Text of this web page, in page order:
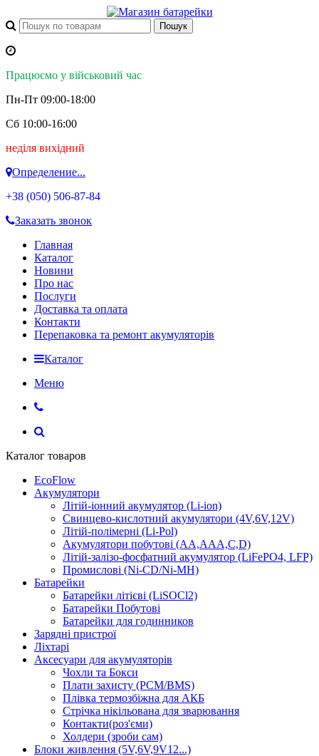
Працюємо у військовий час
Пн-Пт 09:00-18:00
Сб 10:00-16:00
неділя вихідний
Определение...
+38 (050) 506-87-84
Заказать звонок
Главная
Каталог
Новини
Про нас
Послуги
Доставка та оплата
Контакти
Перепаковка та ремонт акумуляторів
Каталог
Меню
Каталог товаров
EcoFlow
Акумулятори
Літій-іонний акумулятор (Li-ion)
Свинцево-кислотний акумулятори (4V,6V,12V)
Літій-полімерні (Li-Pol)
Акумулятори побутові (AA,AAA,C,D)
Літій-залізо-фосфатний акумулятор (LiFePO4, LFP)
Промислові (Ni-CD/Ni-MH)
Батарейки
Батарейки літієві (LiSOCl2)
Батарейки Побутові
Батарейки для годинников
Зарядні пристрої
Ліхтарі
Аксесуари для акумуляторів
Чохли та Бокси
Плати захисту (PCM/BMS)
Плівка термозбіжна для АКБ
Стрічка нікільована для зварювання
Контакти(роз'єми)
Холдери (зроби сам)
Блоки живлення (5V,6V,9V12...)